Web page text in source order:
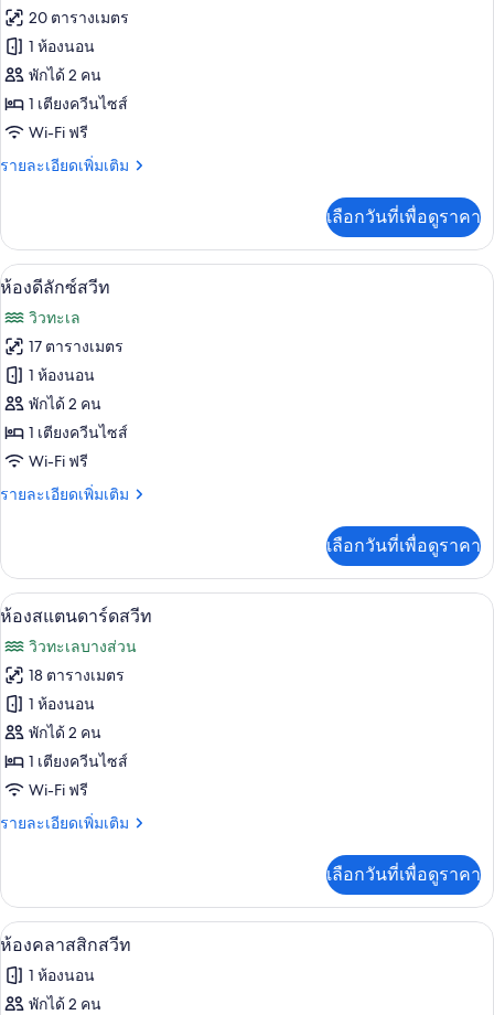
ทั้งหมด
ของ
ห้อง
ซู
พี
เรีย
20 ตารางเมตร
1 ห้องนอน
พักได้ 2 คน
1 เตียงควีนไซส์
Wi-Fi ฟรี
รายละเอียดเพิ่มเติม
ราย
เกี่ยว
กับ
ห้อง
พี
เรีย
สวี
ท
เลือกวันที่เพื่อดูราคา
เปิด
ภาพถ่าย
ทั้งหมด
ของ
ห้อง
ดี
ลัก
ซ์
ห้องดีลักซ์สวีท | มินิบาร์, ห้องเก็บเสีย
5
ห้องดีลักซ์สวีท
วิวทะเล
17 ตารางเมตร
1 ห้องนอน
พักได้ 2 คน
1 เตียงควีนไซส์
Wi-Fi ฟรี
รายละเอียดเพิ่มเติม
ราย
เกี่ยว
กับ
ห้อง
ลัก
ซ์
สวี
ท
เลือกวันที่เพื่อดูราคา
เปิด
ภาพถ่าย
ทั้งหมด
ของ
ห้อง
สแตนดาร์ด
สวีท
ห้องสแตนดาร์ดสวีท | มินิบาร์, ห้องเก็
6
ห้องสแตนดาร์ดสวีท
วิวทะเลบางส่วน
18 ตารางเมตร
1 ห้องนอน
พักได้ 2 คน
1 เตียงควีนไซส์
Wi-Fi ฟรี
รายละเอียดเพิ่มเติม
ราย
เกี่ยว
กับ
ห้อง
สวี
ท
เลือกวันที่เพื่อดูราคา
เปิด
ภาพถ่าย
ทั้งหมด
ห้องคลาสสิกสวีท | มินิบาร์, ห้องเก็บเ
6
ห้องคลาสสิกสวีท
1 ห้องนอน
พักได้ 2 คน